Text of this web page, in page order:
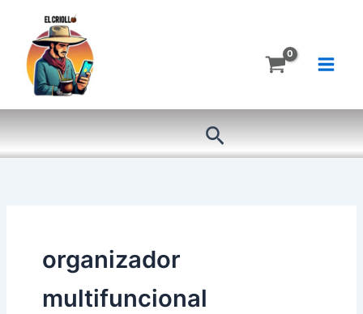
contenido
Buscar
organizador
multifuncional